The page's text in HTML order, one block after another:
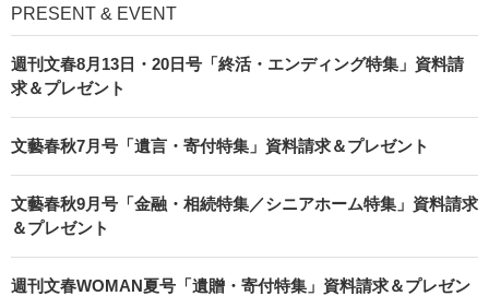
PRESENT & EVENT
週刊文春8月13日・20日号「終活・エンディング特集」資料請
求＆プレゼント
文藝春秋7月号「遺言・寄付特集」資料請求＆プレゼント
文藝春秋9月号「金融・相続特集／シニアホーム特集」資料請求
＆プレゼント
週刊文春WOMAN夏号「遺贈・寄付特集」資料請求＆プレゼン